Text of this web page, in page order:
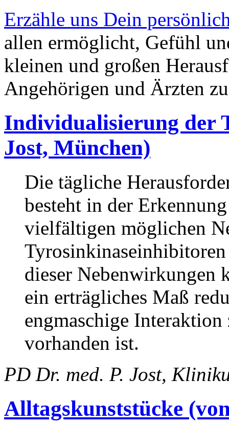
Erzähle uns Dein
allen ermöglicht, Gefühl
kleinen und großen
Angehörigen und Ärzten
Individualisierung der
Jost, München)
Die tägliche
besteht in der
vielfältigen möglichen
dieser Nebenwirkungen
ein erträgliches Maß
engmaschige
vorhanden ist.
PD Dr. med. P. Jost,
Alltagskunststücke